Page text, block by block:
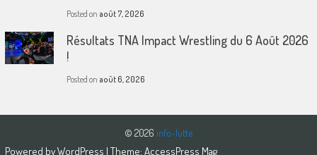
Posted on août 7, 2026
Résultats TNA Impact Wrestling du 6 Août 2026
!
Posted on août 6, 2026
© 2026 info-lutte
Powered byWordPress | Theme: AccessPress Mag